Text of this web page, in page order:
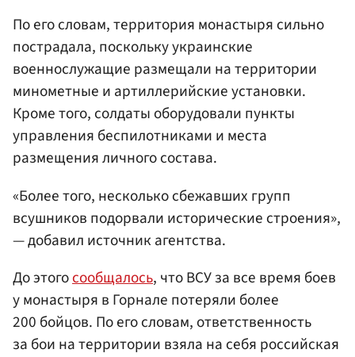
По его словам, территория монастыря сильно
пострадала, поскольку украинские
военнослужащие размещали на территории
минометные и артиллерийские установки.
Кроме того, солдаты оборудовали пункты
управления беспилотниками и места
размещения личного состава.
«Более того, несколько сбежавших групп
всушников подорвали исторические строения»,
— добавил источник агентства.
До этогосообщалось, что ВСУ за все время боев
у монастыря в Горнале потеряли более
200 бойцов. По его словам, ответственность
за бои на территории взяла на себя российская